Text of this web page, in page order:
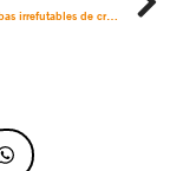
Israel / TPO: Pruebas irrefutables de crímenes de guerra mientras ataques israelíes aniquilan a familias enteras